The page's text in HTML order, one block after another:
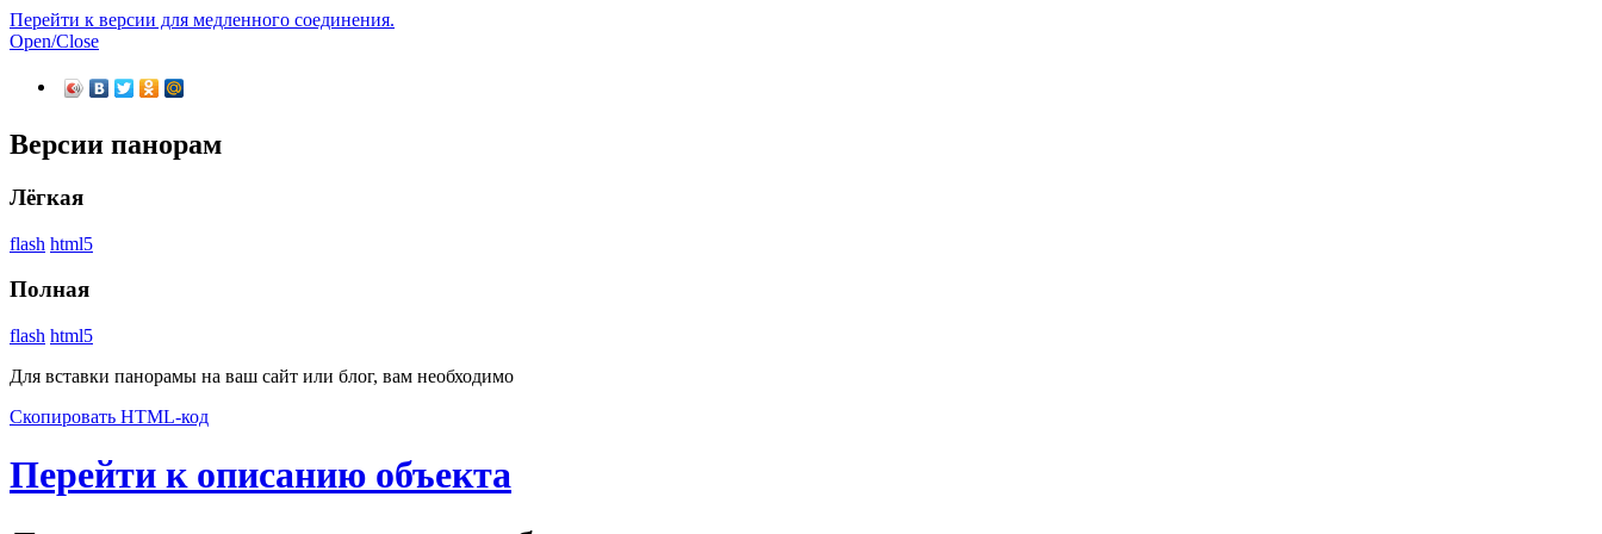
Перейти к версии для медленного соединения.
Open/Close
Версии панорам
Лёгкая
flash html5
Полная
flash html5
Для вставки панорамы на ваш сайт или блог, вам необходимо
Скопировать HTML-код
Перейти к описанию объекта